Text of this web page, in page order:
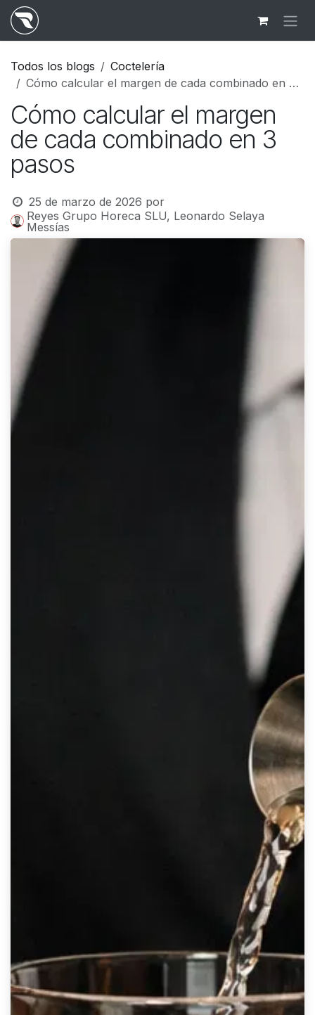
Ir al contenido
Todos los blogs
Coctelería
Cómo calcular el margen de cada combinado en 3 pasos
Cómo calcular el margen
de cada combinado en 3
pasos
25 de marzo de 2026 por
Reyes Grupo Horeca SLU, Leonardo Selaya
Messías